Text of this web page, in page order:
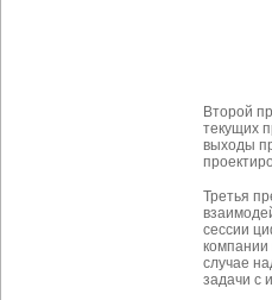
Второй
текущих
выходы
Третья
сессии
случае
задачи с